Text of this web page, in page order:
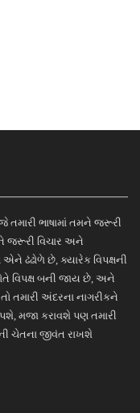
તમારી ભાષામાં તમને જરૂરી
જરૂરી વિચાર અને
ઢંઢોળે છે, ક્યારેક વિપક્ષની
વિપક્ષ બની જાય છે, અને
તમારી અંદરના નાગરીકને
મજા કરાવશે પણ તમારી
ચેતના જીવંત રાખશે